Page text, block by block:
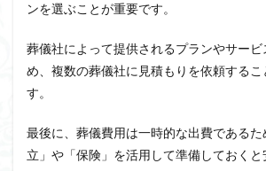
ンを選ぶことが重要です。
葬儀社によって提供されるプランやサー
め、複数の葬儀社に見積もりを依頼するこ
す。
最後に、葬儀費用は一時的な出費である
立」や「保険」を活用して準備しておくと